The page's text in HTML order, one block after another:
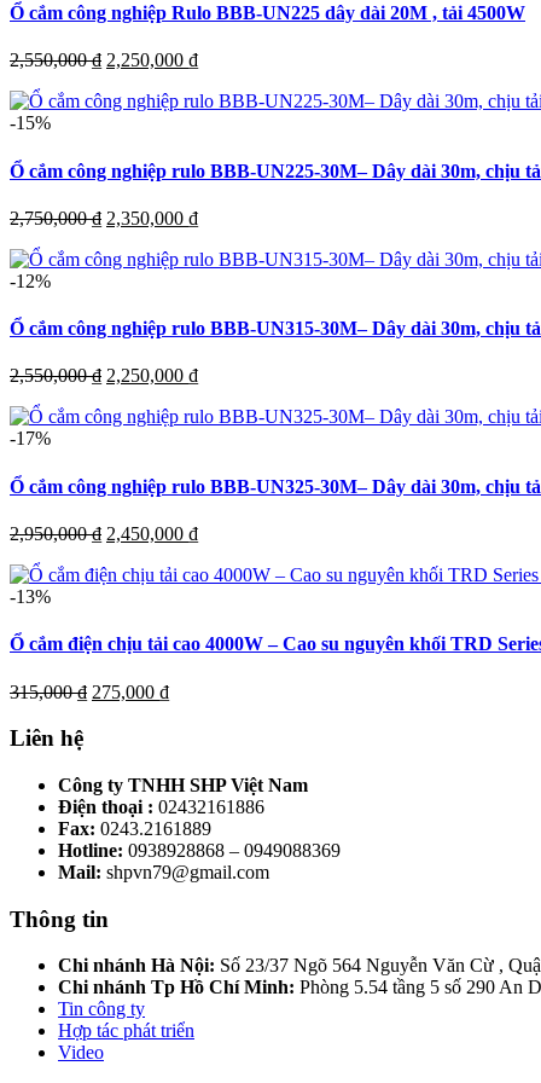
Ổ cắm công nghiệp Rulo BBB-UN225 dây dài 20M , tải 4500W
2,550,000₫ Giá
là:
2,250,000 ₫Giá
tại
-15%
Ổ cắm công nghiệp rulo BBB-UN225-30M– Dây dài 30m, chịu
2,750,000₫ Giá
là:
2,350,000 ₫Giá
tại
-12%
Ổ cắm công nghiệp rulo BBB-UN315-30M– Dây dài 30m, chịu
2,550,000₫ Giá
là:
2,250,000 ₫Giá
tại
-17%
Ổ cắm công nghiệp rulo BBB-UN325-30M– Dây dài 30m, chịu
2,950,000₫ Giá
là:
2,450,000 ₫Giá
tại
-13%
Ổ cắm điện chịu tải cao 4000W – Cao su nguyên khối TRD
315,000₫ Giá
275,000 ₫Giá
275,000 ₫.
Liên hệ
Công ty TNHH SHP Việt Nam
Điện thoại : 02432161886
Fax: 0243.2161889
Hotline: 0938928868 – 0949088369
Mail: shpvn79@gmail.com
Thông tin
Chi nhánh Hà Nội: Số 23/37 Ngõ 564 Nguyễn Văn Cừ ,
Chi nhánh Tp Hồ Chí Minh: Phòng 5.54 tầng 5 số 290 An
Tin công ty
Hợp tác phát triển
Video